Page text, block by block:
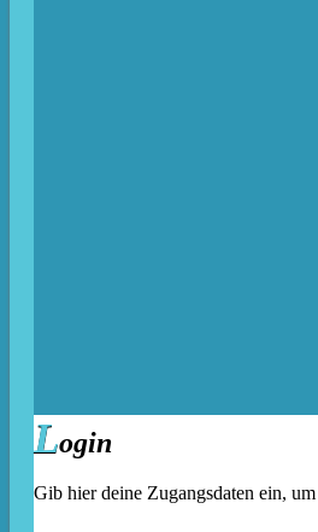
Login
Gib hier deine Zugangsdaten ein,